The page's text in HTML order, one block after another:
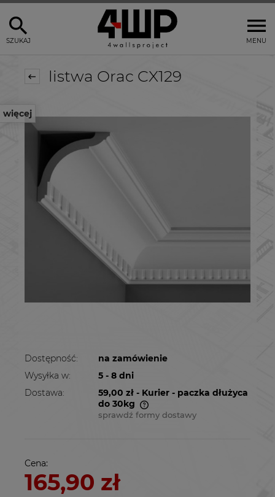
MENU
SZUKAJ
więcej
listwa Orac CX129
Dostępność:
na zamówienie
Wysyłka w:
5 - 8 dni
Dostawa:
59,00 zł - Kurier - paczka dłużyca
do 30kg
Cena nie zawiera ewentualnych kosztów
sprawdź formy dostawy
Cena:
165,90 zł